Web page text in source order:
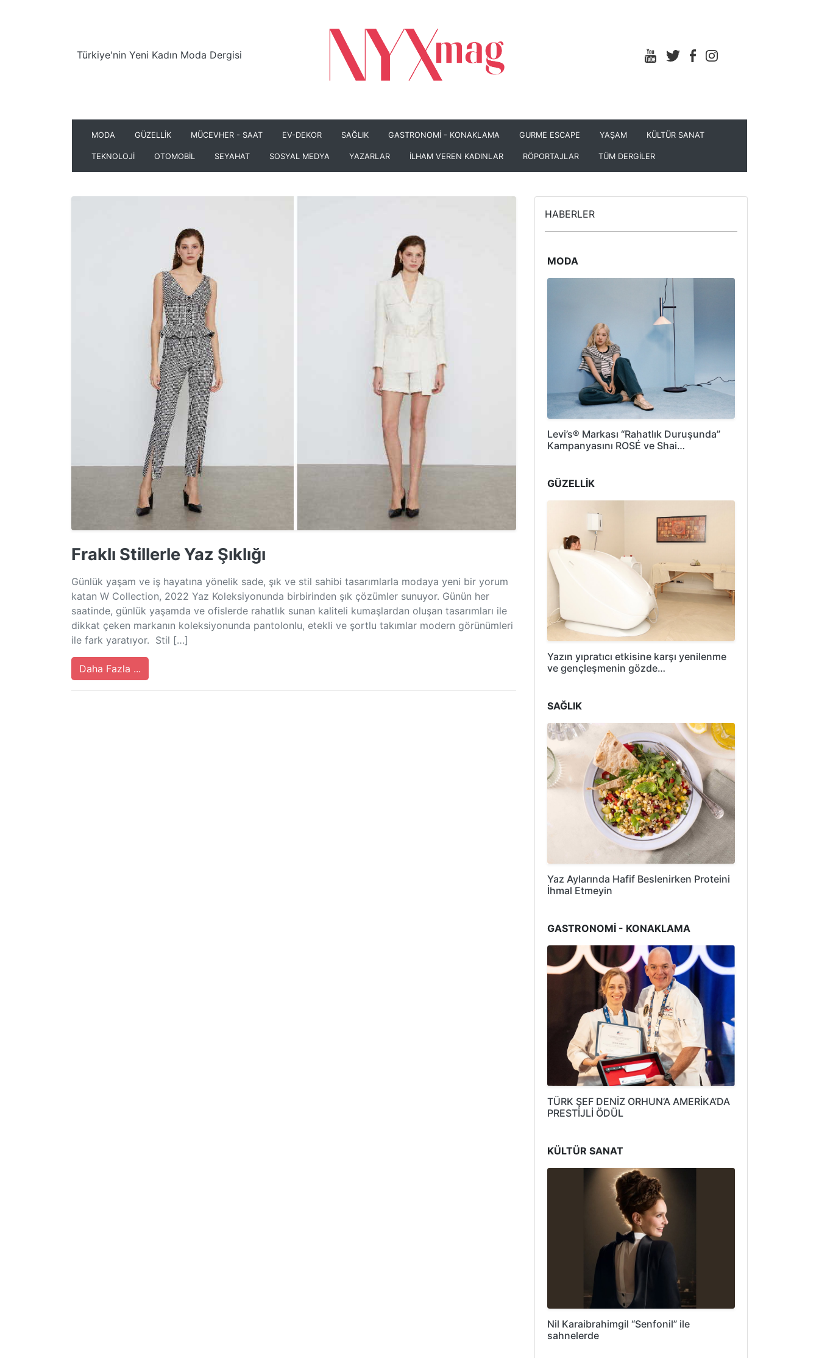
Türkiye'nin Yeni Kadın Moda Dergisi
MODA GÜZELLİK MÜCEVHER - SAAT EV-DEKOR SAĞLIK GASTRONOMİ - KONAKLAMA GURME ESCAPE YAŞAM KÜLTÜR SANAT
TEKNOLOJİ OTOMOBİL SEYAHAT SOSYAL MEDYA YAZARLAR İLHAM VEREN KADINLAR RÖPORTAJLAR TÜM DERGİLER
Fraklı Stillerle Yaz Şıklığı
Günlük yaşam ve iş hayatına yönelik sade, şık ve stil sahibi tasarımlarla modaya yeni bir yorum
katan W Collection, 2022 Yaz Koleksiyonunda birbirinden şık çözümler sunuyor. Günün her
saatinde, günlük yaşamda ve ofislerde rahatlık sunan kaliteli kumaşlardan oluşan tasarımları ile
dikkat çeken markanın koleksiyonunda pantolonlu, etekli ve şortlu takımlar modern görünümleri
ile fark yaratıyor. Stil […]
Daha Fazla ...
HABERLER
MODA
Levi’s® Markası “Rahatlık Duruşunda”
Kampanyasını ROSÉ ve Shai…
GÜZELLİK
Yazın yıpratıcı etkisine karşı yenilenme
ve gençleşmenin gözde…
SAĞLIK
Yaz Aylarında Hafif Beslenirken Proteini
İhmal Etmeyin
GASTRONOMİ - KONAKLAMA
TÜRK ŞEF DENİZ ORHUN’A AMERİKA’DA
PRESTİJLİ ÖDÜL
KÜLTÜR SANAT
Nil Karaibrahimgil “Senfonil” ile
sahnelerde